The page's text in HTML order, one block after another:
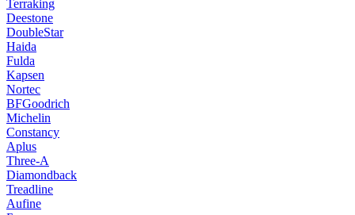
Terraking
Deestone
DoubleStar
Haida
Fulda
Kapsen
Nortec
BFGoodrich
Michelin
Constancy
Aplus
Three-A
Diamondback
Treadline
Aufine